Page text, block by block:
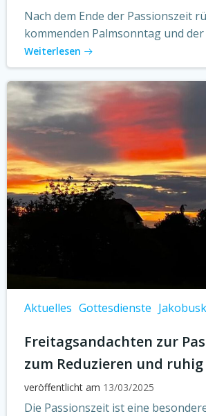
Nach dem Ende der Passionszeit
kommenden Palmsonntag und
Weiterlesen
Aktuelles Gottesdienste
Freitagsandachten zur
zum Reduzieren und
veröffentlicht am 13/03/2025
Die Passionszeit ist eine